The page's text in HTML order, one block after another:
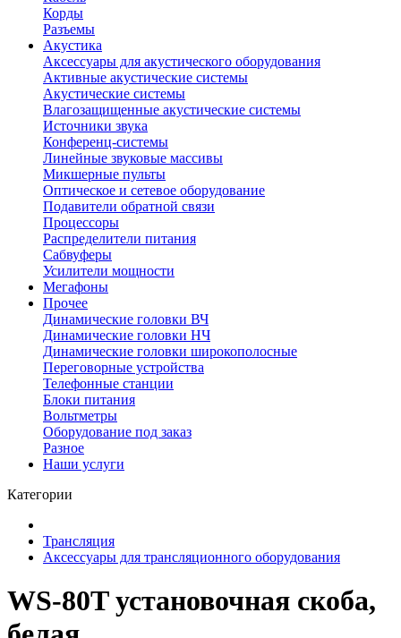
Корды
Разъемы
Акустика
Аксессуары для акустического оборудования
Активные акустические системы
Акустические системы
Влагозащищенные акустические системы
Источники звука
Конференц-системы
Линейные звуковые массивы
Микшерные пульты
Оптическое и сетевое оборудование
Подавители обратной связи
Процессоры
Распределители питания
Сабвуферы
Усилители мощности
Мегафоны
Прочее
Динамические головки ВЧ
Динамические головки НЧ
Динамические головки широкополосные
Переговорные устройства
Телефонные станции
Блоки питания
Вольтметры
Оборудование под заказ
Разное
Наши услуги
Категории
Трансляция
Аксессуары для трансляционного оборудования
WS-80T установочная скоба,